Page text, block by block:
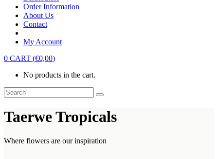
Order Information
About Us
Contact
My Account
0 CART (€0,00)
No products in the cart.
Taerwe Tropicals
Where flowers are our inspiration